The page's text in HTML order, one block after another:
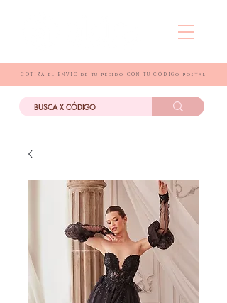
COTIZA el ENVIO de tu pedido CON TU CÓDIGo postal